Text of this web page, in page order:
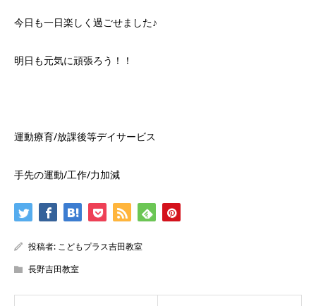
今日も一日楽しく過ごせました♪
明日も元気に頑張ろう！！
運動療育/放課後等デイサービス
手先の運動/工作/力加減
投稿者: こどもプラス吉田教室
長野吉田教室